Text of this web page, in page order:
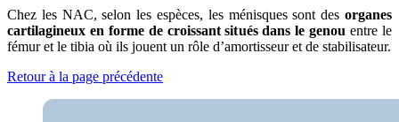
Chez les NAC, selon les espèces, les ménisques sont des organes
cartilagineux en forme de croissant situés dans le genou entre le
fémur et le tibia où ils jouent un rôle d’amortisseur et de stabilisateur.
Retour à la page précédente